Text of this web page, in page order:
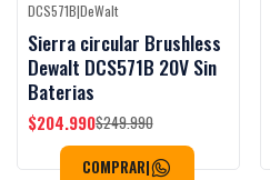
-18%OFF
DCS571B|DeWalt
Sierra circular Brushless
Dewalt DCS571B 20V Sin
Baterias
$204.990$249.990
COMPRAR|